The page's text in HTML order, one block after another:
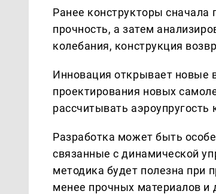
Ранее конструкторы сначала
прочность, а затем
колебания, конструкция
Инновация открывает новые
проектирования новых
рассчитывать
Разработка может быть
связанные с динамической
методика будет полезна при
менее прочных материалов